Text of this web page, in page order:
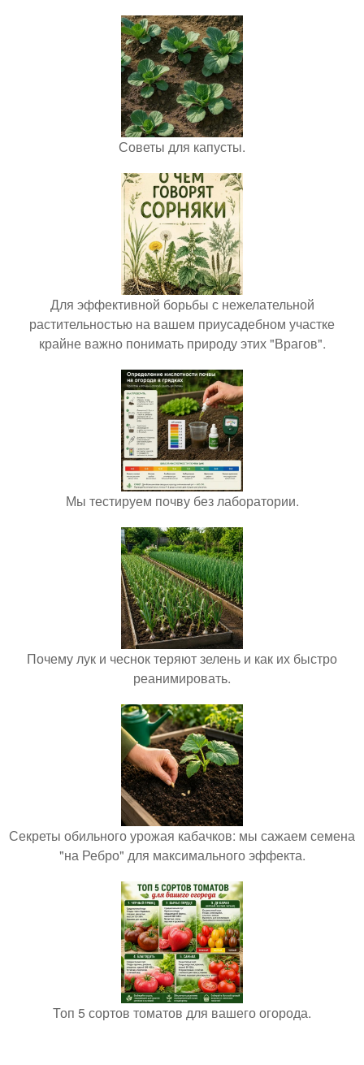
Советы для капусты.
Для эффективной борьбы с нежелательной
растительностью на вашем приусадебном участке
крайне важно понимать природу этих "Врагов".
Мы тестируем почву без лаборатории.
Почему лук и чеснок теряют зелень и как их быстро
реанимировать.
Секреты обильного урожая кабачков: мы сажаем семена
"на Ребро" для максимального эффекта.
Топ 5 сортов томатов для вашего огорода.